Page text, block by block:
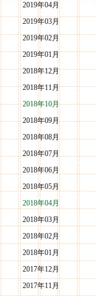
2019年04月
2019年03月
2019年02月
2019年01月
2018年12月
2018年11月
2018年10月
2018年09月
2018年08月
2018年07月
2018年06月
2018年05月
2018年04月
2018年03月
2018年02月
2018年01月
2017年12月
2017年11月